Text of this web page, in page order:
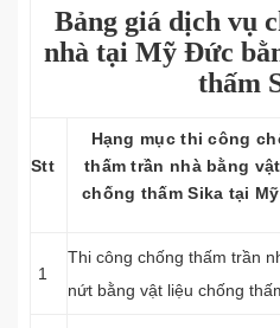
Bảng giá dịch vụ
nhà tại Mỹ Đức
thấm
Stt
Hạng mục thi công
thấm trần nhà bằng
chống thấm Sika tại
1
Thi công chống thấm trần
nứt bằng vật liệu chống